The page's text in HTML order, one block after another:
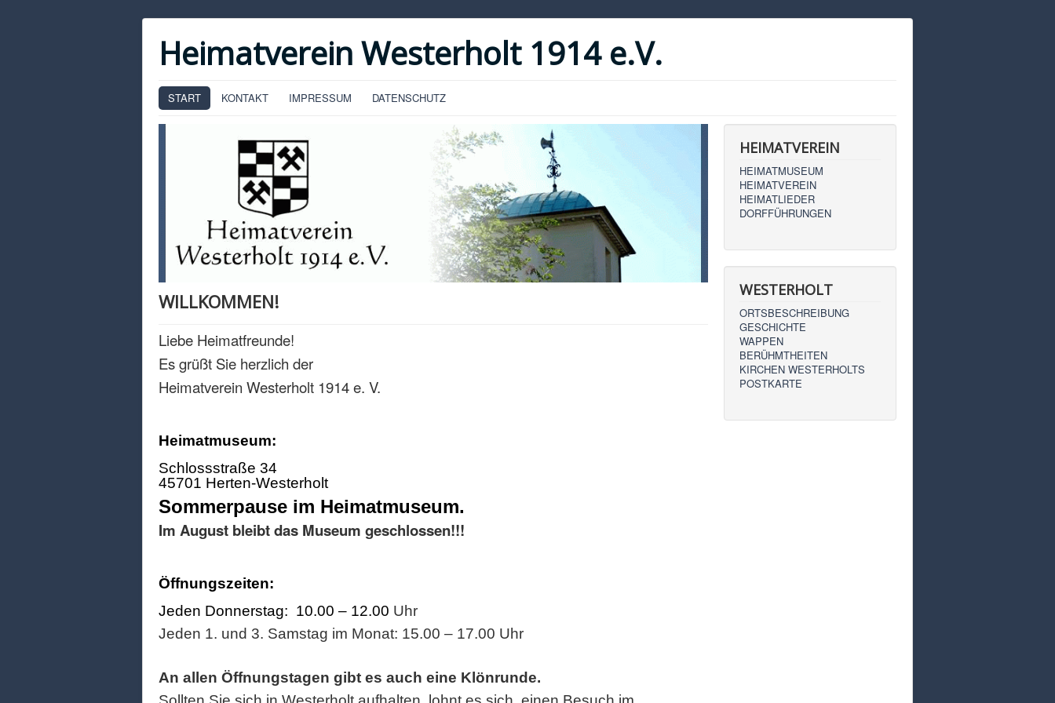
Heimatverein Westerholt 1914 e.V.
START KONTAKT IMPRESSUM DATENSCHUTZ
WILLKOMMEN!
Liebe Heimatfreunde!
Es grüßt Sie herzlich der
Heimatverein Westerholt 1914 e. V.
Heimatmuseum:
Schlossstraße 34
45701 Herten-Westerholt
Sommerpause im Heimatmuseum.
Im August bleibt das Museum geschlossen!!!
Öffnungszeiten:
Jeden Donnerstag: 10.00 – 12.00 Uhr
Jeden 1. und 3. Samstag im Monat: 15.00 – 17.00 Uhr
An allen Öffnungstagen gibt es auch eine Klönrunde.
HEIMATVEREIN
HEIMATMUSEUM
HEIMATVEREIN
HEIMATLIEDER
DORFFÜHRUNGEN
WESTERHOLT
ORTSBESCHREIBUNG
GESCHICHTE
WAPPEN
BERÜHMTHEITEN
KIRCHEN WESTERHOLTS
POSTKARTE